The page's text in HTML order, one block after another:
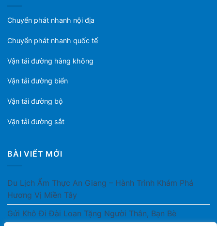
Chuyển phát nhanh nội địa
Chuyển phát nhanh quốc tế
Vận tải đường hàng không
Vận tải đường biển
Vận tải đường bộ
Vận tải đường sắt
BÀI VIẾT MỚI
Du Lịch Ẩm Thực An Giang – Hành Trình Khám Phá
Hương Vị Miền Tây
Gửi Khô Đi Đài Loan Tặng Người Thân, Bạn Bè